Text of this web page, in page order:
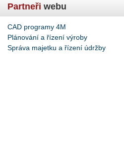
Partneři webu
CAD programy 4M
Plánování a řízení výroby
Správa majetku a řízení údržby